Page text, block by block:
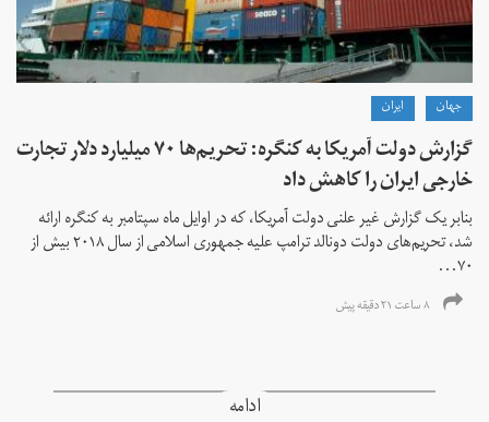
جهان ايران
گزارش دولت آمریکا به کنگره: تحریم‌ها ۷۰ میلیارد دلار تجارت
خارجی ایران را کاهش داد
بنابر یک گزارش غیر علنی دولت آمریکا، که در اوایل ماه سپتامبر به کنگره ارائه
شد، تحریم‌های دولت دونالد ترامپ علیه جمهوری اسلامی از سال ۲۰۱۸ بیش از
۷۰...
۸ ساعت ۲۱ دقیقه پیش
ادامه